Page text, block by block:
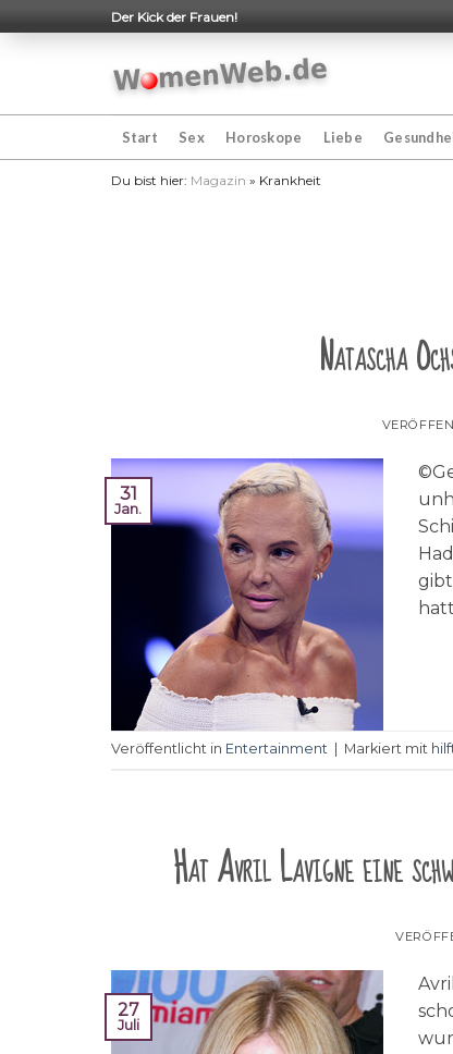
to
Der Kick der Frauen!
Start Sex Horoskope Liebe
Du bist hier: Magazin » Krankheit
Natascha
31
Jan.
Veröffentlicht in Entertainment Markiert mit
Hat Avril Lavigne eine
27
Juli